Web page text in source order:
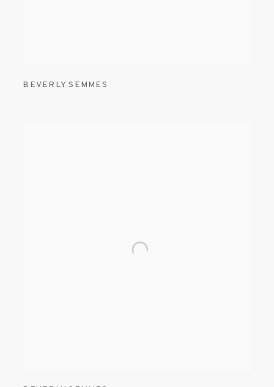
BEVERLY SEMMES